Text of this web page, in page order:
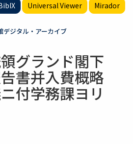
Universal Viewer Mirador
デジタル・アーカイブ
グランド閣下
書并入費概略
付学務課ヨリ